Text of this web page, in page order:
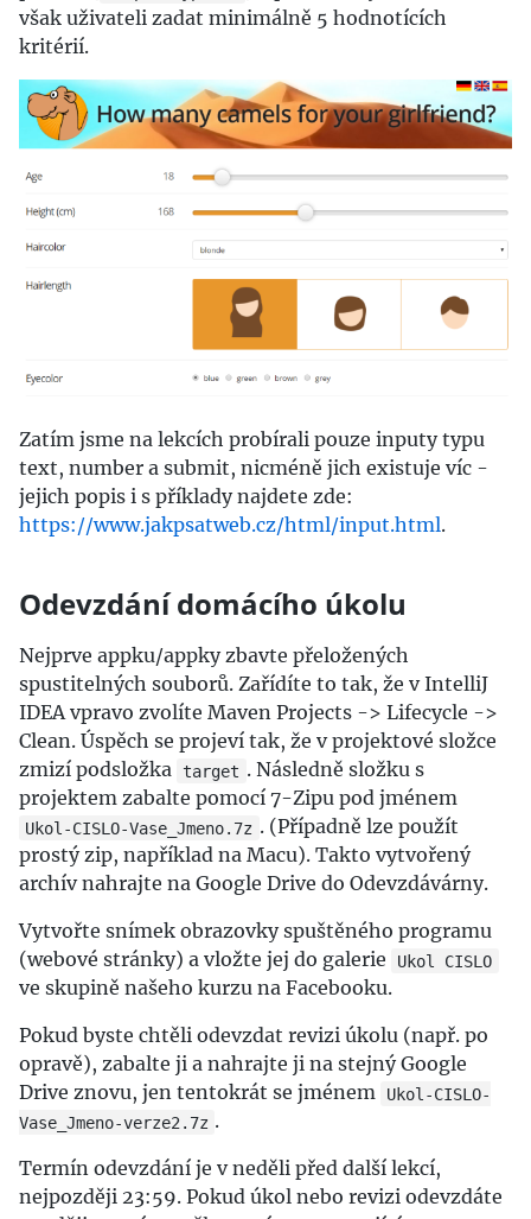
však uživateli zadat minimálně 5 hodnotících
kritérií.
Zatím jsme na lekcích probírali pouze inputy typu
text, number a submit, nicméně jich existuje víc -
jejich popis i s příklady najdete zde:
https://www.jakpsatweb.cz/html/input.html.
Odevzdání domácího úkolu
Nejprve appku/appky zbavte přeložených
spustitelných souborů. Zařídíte to tak, že v IntelliJ
IDEA vpravo zvolíte Maven Projects -> Lifecycle ->
Clean. Úspěch se projeví tak, že v projektové složce
zmizí podsložka
target . Následně složku s
projektem zabalte pomocí 7-Zipu pod jménem
Ukol-CISLO-Vase_Jmeno.7z . (Případně lze použít
prostý zip, například na Macu). Takto vytvořený
archív nahrajte na Google Drive do Odevzdávárny.
Vytvořte snímek obrazovky spuštěného programu
(webové stránky) a vložte jej do galerie
Ukol CISLO
ve skupině našeho kurzu na Facebooku.
Pokud byste chtěli odevzdat revizi úkolu (např. po
opravě), zabalte ji a nahrajte ji na stejný Google
Drive znovu, jen tentokrát se jménem
Ukol-CISLO-
Vase_Jmeno-verze2.7z .
Termín odevzdání je v neděli před další lekcí,
nejpozději 23:59. Pokud úkol nebo revizi odevzdáte